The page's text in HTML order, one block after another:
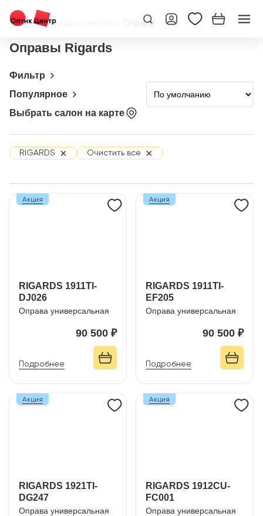
Главная/Интернет-магазин Оправы
Оправы Rigards
Фильтр
Популярное
Выбрать салон на карте
RIGARDS × Очистить все ×
RIGARDS 1911TI-
DJ026
Оправа универсальная
90 500 ₽
Подробнее
Акция
RIGARDS 1911TI-
EF205
Оправа универсальная
90 500 ₽
Подробнее
Акция
RIGARDS 1921TI-
DG247
Оправа универсальная
Акция
RIGARDS 1912CU-
FC001
Оправа универсальная
Акция